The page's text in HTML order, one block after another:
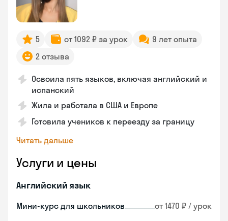
5 от 1092 ₽ за урок
9 лет опыта
2 отзыва
Освоила пять языков, включая английский и
испанский
Жила и работала в США и Европе
Готовила учеников к переезду за границу
Читать дальше
Услуги и цены
Английский язык
Мини-курс для школьников от 1470 ₽ / урок